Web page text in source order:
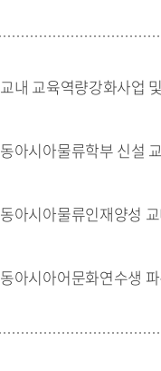
교내 교육역량강화사업
동아시아물류학부 신설
동아시아물류인재양성
동아시아어문화연수생